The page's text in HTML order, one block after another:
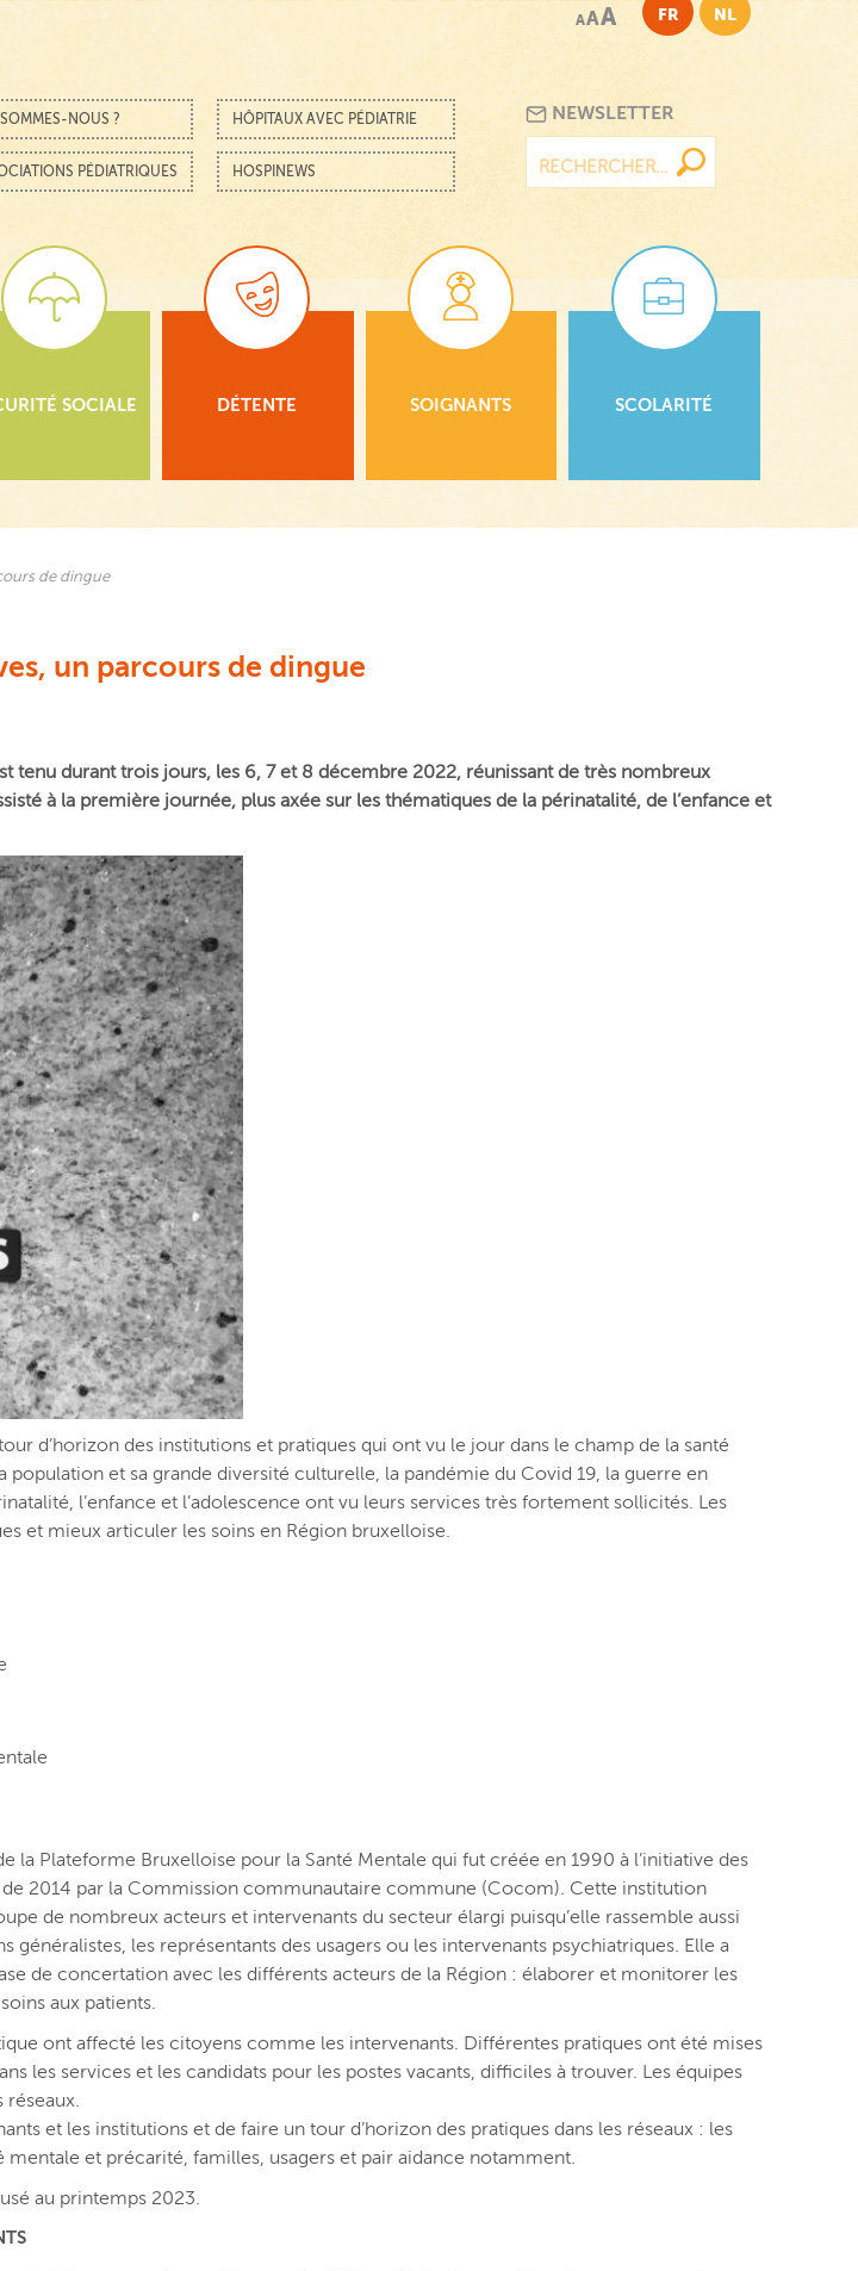
AAA FR NL
contenuNOUS ? HÔPITAUX AVEC PÉDIATRIE
PÉDIATRIQUES HOSPINEWS
NEWSLETTER
SOCIALE DÉTENTE SOIGNANTS SCOLARITÉ
de dingue
un parcours de dingue
tenu durant trois jours, les 6, 7 et 8 décembre 2022, réunissant de très nombreux
à la première journée, plus axée sur les thématiques de la périnatalité, de l’enfance et
d’horizon des institutions et pratiques qui ont vu le jour dans le champ de la santé
et sa grande diversité culturelle, la pandémie du Covid 19, la guerre en
l’enfance et l’adolescence ont vu leurs services très fortement sollicités. Les
et mieux articuler les soins en Région bruxelloise.
la Plateforme Bruxelloise pour la Santé Mentale qui fut créée en 1990 à l’initiative des
de 2014 par la Commission communautaire commune (Cocom). Cette institution
de nombreux acteurs et intervenants du secteur élargi puisqu’elle rassemble aussi
les représentants des usagers ou les intervenants psychiatriques. Elle a
de concertation avec les différents acteurs de la Région : élaborer et monitorer les
aux patients.
ont affecté les citoyens comme les intervenants. Différentes pratiques ont été mises
les services et les candidats pour les postes vacants, difficiles à trouver. Les équipes
réseaux.
et les institutions et de faire un tour d’horizon des pratiques dans les réseaux : les
et précarité, familles, usagers et pair aidance notamment.
au printemps 2023.